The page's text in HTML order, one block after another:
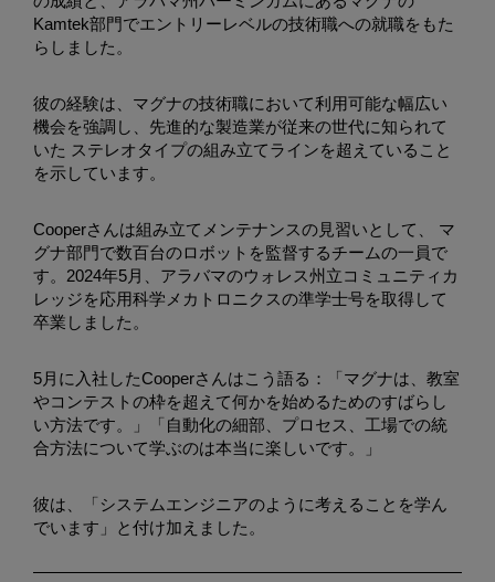
Kamtek部門でエントリーレベルの技術職への就職をもた
らしました。
彼の経験は、マグナの技術職において利用可能な幅広い
機会を強調し、先進的な製造業が従来の世代に知られて
いた ステレオタイプの組み立てラインを超えていること
を示しています。
Cooperさんは組み立てメンテナンスの見習いとして、 マ
グナ部門で数百台のロボットを監督するチームの一員で
す。2024年5月、アラバマのウォレス州立コミュニティカ
レッジを応用科学メカトロニクスの準学士号を取得して
卒業しました。
5月に入社したCooperさんはこう語る：「マグナは、教室
やコンテストの枠を超えて何かを始めるためのすばらし
い方法です。」「自動化の細部、プロセス、工場での統
合方法について学ぶのは本当に楽しいです。」
彼は、「システムエンジニアのように考えることを学ん
でいます」と付け加えました。